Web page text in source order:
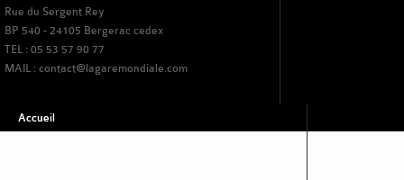
Rue du Sergent Rey
BP 540 - 24105 Bergerac cedex
TEL : 05 53 57 90 77
MAIL : contact@lagaremondiale.com
Accueil